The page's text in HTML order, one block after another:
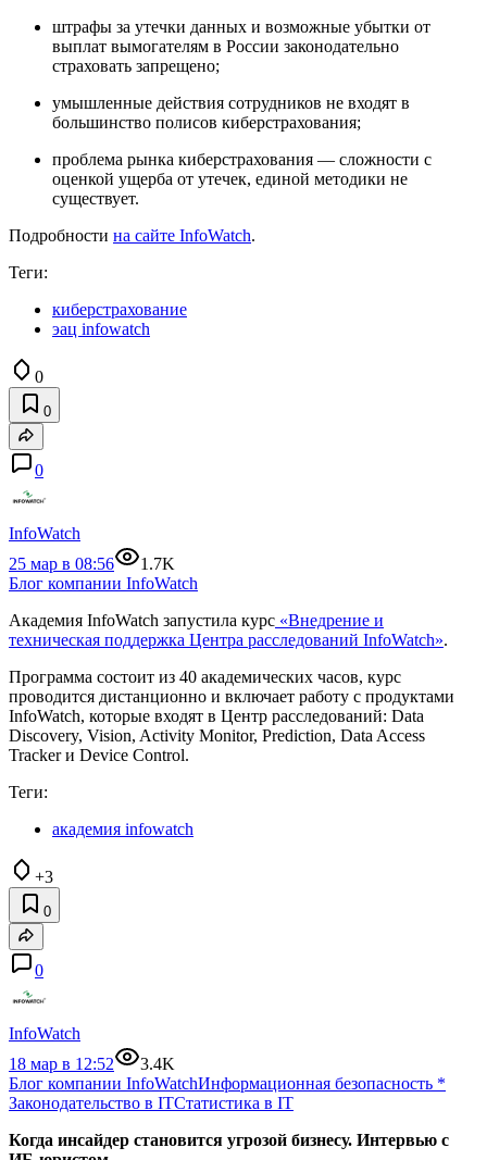
штрафы за утечки данных и возможные убытки от
выплат вымогателям в России законодательно
страховать запрещено;
умышленные действия сотрудников не входят в
большинство полисов киберстрахования;
проблема рынка киберстрахования — сложности с
оценкой ущерба от утечек, единой методики не
существует.
Подробности на сайте InfoWatch.
Теги:
киберстрахование
эац infowatch
0
0
0
InfoWatch
25 мар в 08:56
1.7K
Блог компании InfoWatch
Академия InfoWatch запустила курс «Внедрение и
техническая поддержка Центра расследований InfoWatch».
Программа состоит из 40 академических часов, курс
проводится дистанционно и включает работу с продуктами
InfoWatch, которые входят в Центр расследований: Data
Discovery, Vision, Activity Monitor, Prediction, Data Access
Tracker и Device Control.
Теги:
академия infowatch
+3
0
0
InfoWatch
18 мар в 12:52
3.4K
Блог компании InfoWatchИнформационная безопасность *
Законодательство в ITСтатистика в IT
Когда инсайдер становится угрозой бизнесу. Интервью с